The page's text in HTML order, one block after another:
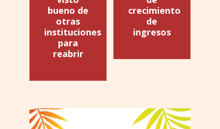
bueno de
otras
instituciones
para
reabrir
crecimiento
de
ingresos